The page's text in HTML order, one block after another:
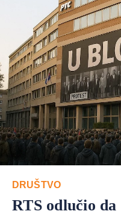
DRUŠTVO
RTS odlučio